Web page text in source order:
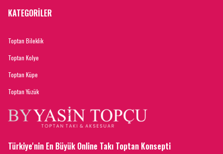
KATEGORİLER
Toptan Bileklik
Toptan Kolye
Toptan Küpe
Toptan Yüzük
Türkiye'nin En Büyük Online Takı Toptan Konsepti